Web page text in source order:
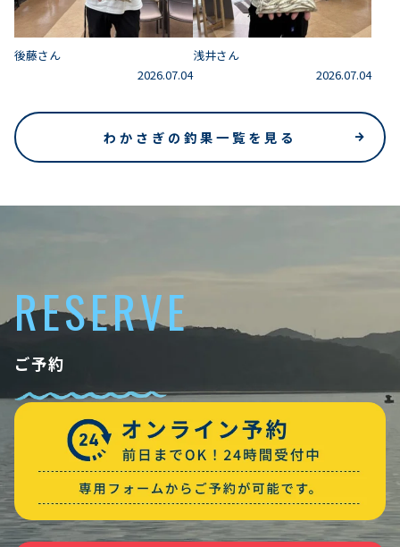
後藤さん
2026.07.04
浅井さん
2026.07.04
わかさぎの釣果一覧を見る
RESERVE
ご予約